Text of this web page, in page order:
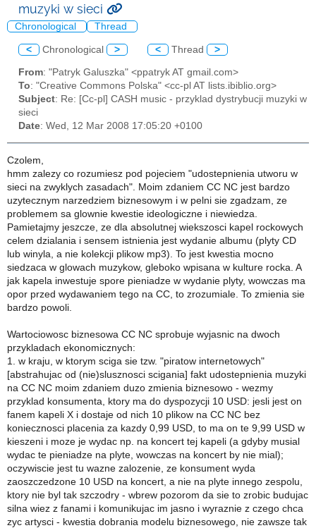
muzyki w sieci
Chronological Thread
< Chronological > < Thread >
From: "Patryk Galuszka" <ppatryk AT gmail.com>
To: "Creative Commons Polska" <cc-pl AT lists.ibiblio.org>
Subject: Re: [Cc-pl] CASH music - przyklad dystrybucji muzyki w
sieci
Date: Wed, 12 Mar 2008 17:05:20 +0100
Czolem,
hmm zalezy co rozumiesz pod pojeciem "udostepnienia utworu w
sieci na zwyklych zasadach". Moim zdaniem CC NC jest bardzo
uzytecznym narzedziem biznesowym i w pelni sie zgadzam, ze
problemem sa glownie kwestie ideologiczne i niewiedza.
Pamietajmy jeszcze, ze dla absolutnej wiekszosci kapel rockowych
celem dzialania i sensem istnienia jest wydanie albumu (plyty CD
lub winyla, a nie kolekcji plikow mp3). To jest kwestia mocno
siedzaca w glowach muzykow, gleboko wpisana w kulture rocka. A
jak kapela inwestuje spore pieniadze w wydanie plyty, wowczas ma
opor przed wydawaniem tego na CC, to zrozumiale. To zmienia sie
bardzo powoli.
Wartociowosc biznesowa CC NC sprobuje wyjasnic na dwoch
przykladach ekonomicznych:
1. w kraju, w ktorym sciga sie tzw. "piratow internetowych"
[abstrahujac od (nie)slusznosci scigania] fakt udostepnienia muzyki
na CC NC moim zdaniem duzo zmienia biznesowo - wezmy
przyklad konsumenta, ktory ma do dyspozycji 10 USD: jesli jest on
fanem kapeli X i dostaje od nich 10 plikow na CC NC bez
koniecznosci placenia za kazdy 0,99 USD, to ma on te 9,99 USD w
kieszeni i moze je wydac np. na koncert tej kapeli (a gdyby musial
wydac te pieniadze na plyte, wowczas na koncert by nie mial);
oczywiscie jest tu wazne zalozenie, ze konsument wyda
zaoszczedzone 10 USD na koncert, a nie na plyte innego zespolu,
ktory nie byl tak szczodry - wbrew pozorom da sie to zrobic budujac
silna wiez z fanami i komunikujac im jasno i wyraznie z czego chca
zyc artysci - kwestia dobrania modelu biznesowego, nie zawsze tak